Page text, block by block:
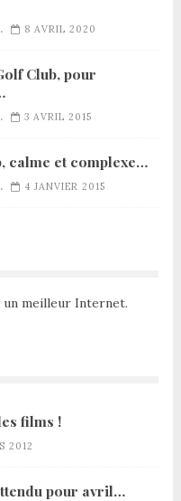
8 AVRIL 2020
Club, pour
3 AVRIL 2015
calme et complexe…
4 JANVIER 2015
films !
2012
pour avril…